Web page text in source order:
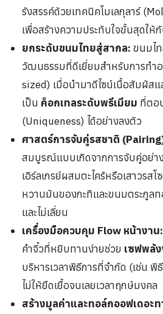
รังสรรค์ด้วยเทคนิคโมเลกุลาร์
เพื่อสร้างความประทับใจขั้นสุดให้
ยกระดับขนมไทยสู่สากล: ขนมไ
วัฒนธรรมที่ดีเยี่ยมสำหรับการทำ
sized) เมื่อนำมาดีไซน์เนื้อสัมผัสแ
เป็น ค็อกเทลระดับพรีเมียม ที่ตอ
(Uniqueness) ได้อย่างลงตัว
ศาสตร์การจับคู่รสชาติ
สมบูรณ์แบบเกิดจากการจับคู่อย่าง
เอิร์ลเกรย์ผสมตะไคร้หรือเสาวรส
หวานมันของกะทิและขนมตระกูล
และไม่เลี่ยน
เครื่องมือควบคุม Flow หน้างาน:
คำจิ๋วที่หยิบทานง่ายช่วย เซฟพลั
บริหารเวลาพิธีการที่จำกัด (เช่น พิ
ไม่ให้ยืดเยื้อจนเลยเวลาฤกษ์มงคล
สร้างมูลค่าและทอล์กออฟเดอะท